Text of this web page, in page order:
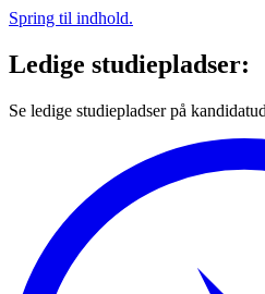
Spring til indhold.
Ledige studiepladser:
Se ledige studiepladser på